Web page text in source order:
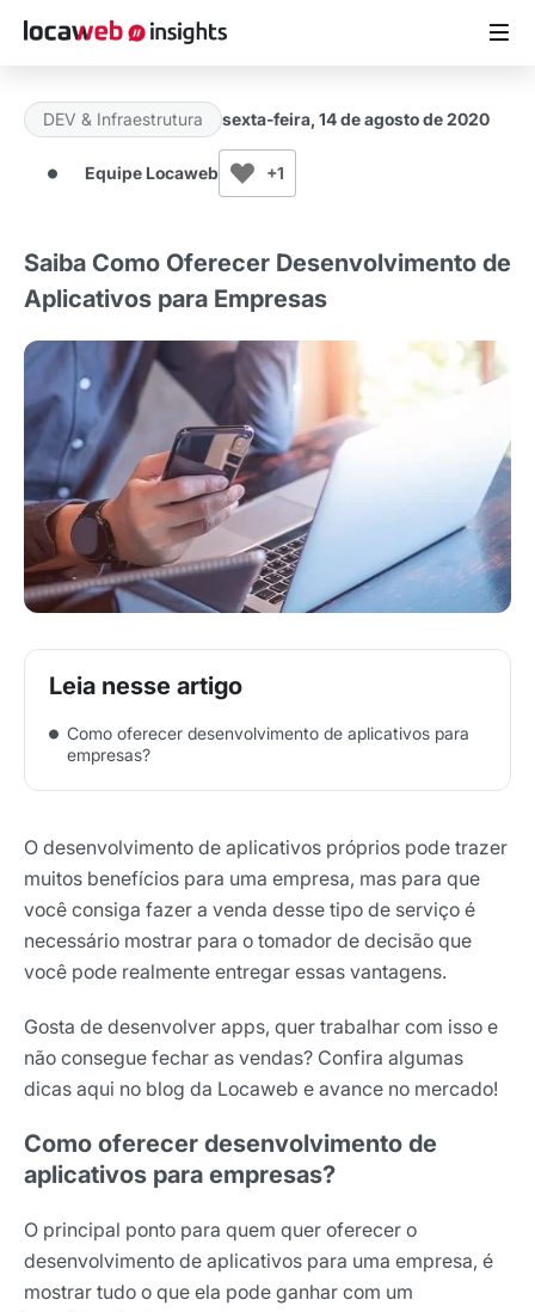
ARTIGOS
MATERIAIS GRATUITOS
ESTUDOS
CASES DE SUCESSO
LOCAWEB.COM.BR
DEV & Infraestrutura sexta-feira, 14 de agosto de 2020
Equipe Locaweb +1
Saiba Como Oferecer Desenvolvimento de
Aplicativos para Empresas
Como oferecer desenvolvimento de aplicativos para
empresas?
O desenvolvimento de aplicativos próprios pode trazer
muitos benefícios para uma empresa, mas para que
você consiga fazer a venda desse tipo de serviço é
necessário mostrar para o tomador de decisão que
você pode realmente entregar essas vantagens.
Gosta de desenvolver apps, quer trabalhar com isso e
não consegue fechar as vendas? Confira algumas
dicas aqui no blog da Locaweb e avance no mercado!
Como oferecer desenvolvimento de
aplicativos para empresas?
O principal ponto para quem quer oferecer o
desenvolvimento de aplicativos para uma empresa, é
mostrar tudo o que ela pode ganhar com um